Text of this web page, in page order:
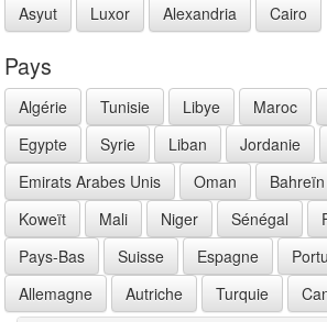
Asyut
Luxor Alexandria Cairo
Pays
Algérie Tunisie Libye Maroc
Egypte
Syrie Liban Jordanie
Emirats Arabes Unis
Oman Bahreïn
Koweït
Mali Niger Sénégal
Pays-Bas
Suisse Espagne
Allemagne
Autriche Turquie